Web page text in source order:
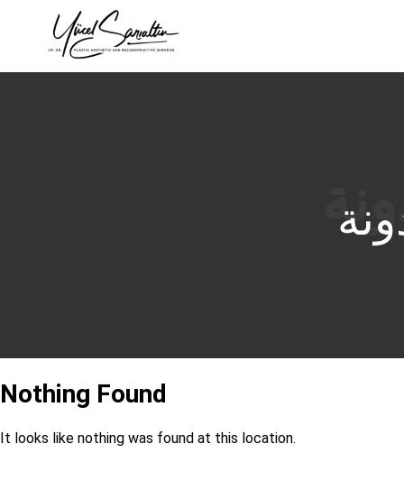
Nothing Found
It looks like nothing was found at this location.